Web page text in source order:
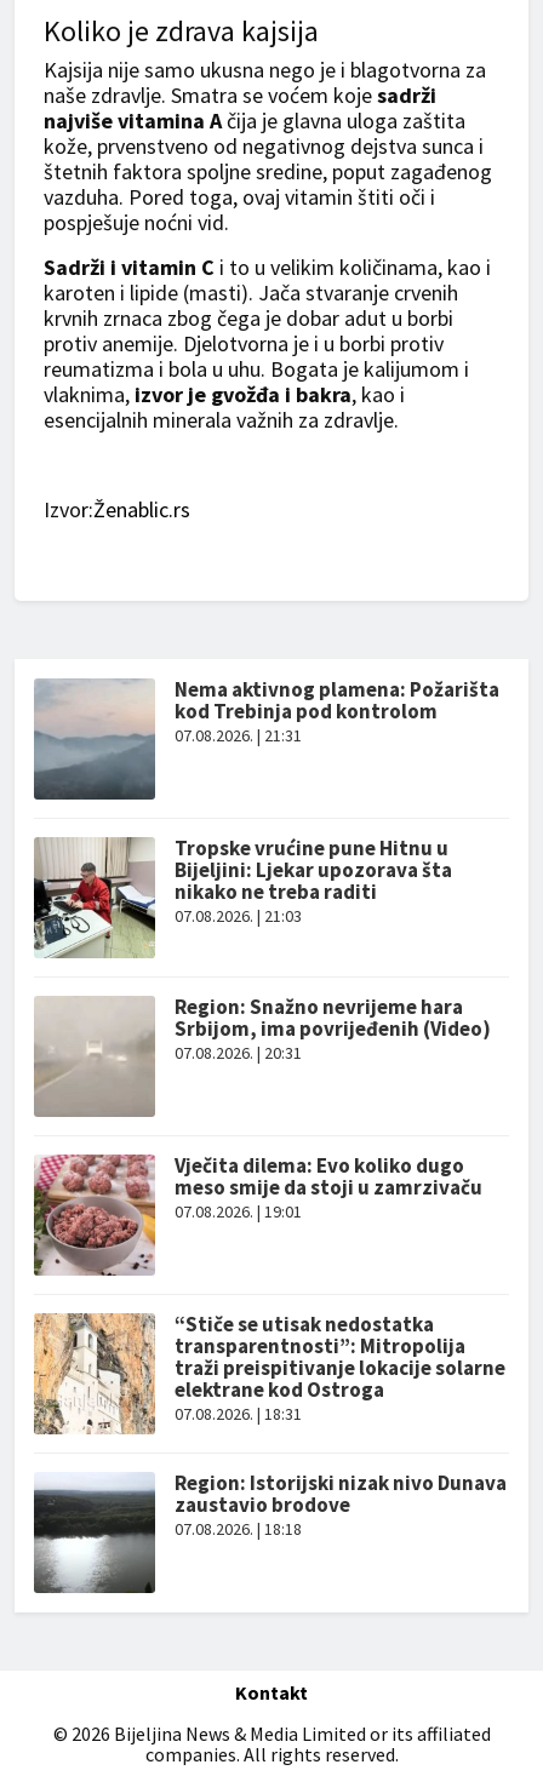
Koliko je zdrava kajsija
Kajsija nije samo ukusna nego je i blagotvorna za
naše zdravlje. Smatra se voćem kojesadrži
najviše vitamina Ačija je glavna uloga zaštita
kože, prvenstveno od negativnog dejstva sunca i
štetnih faktora spoljne sredine, poput zagađenog
vazduha. Pored toga, ovaj vitamin štiti oči i
pospješuje noćni vid.
Sadrži i vitamin C i to u velikim količinama, kao i
karoten i lipide (masti). Jača stvaranje crvenih
krvnih zrnaca zbog čega je dobar adut u borbi
protiv anemije. Djelotvorna je i u borbi protiv
reumatizma i bola u uhu. Bogata je kalijumom i
vlaknima, izvor je gvožđa i bakra, kao i
esencijalnih minerala važnih za zdravlje.
Izvor:Ženablic.rs
Nema aktivnog plamena: Požarišta
kod Trebinja pod kontrolom
07.08.2026. | 21:31
Tropske vrućine pune Hitnu u
Bijeljini: Ljekar upozorava šta
nikako ne treba raditi
07.08.2026. | 21:03
Region: Snažno nevrijeme hara
Srbijom, ima povrijeđenih (Video)
07.08.2026. | 20:31
Vječita dilema: Evo koliko dugo
meso smije da stoji u zamrzivaču
07.08.2026. | 19:01
“Stiče se utisak nedostatka
transparentnosti”: Mitropolija
traži preispitivanje lokacije solarne
elektrane kod Ostroga
07.08.2026. | 18:31
Region: Istorijski nizak nivo Dunava
zaustavio brodove
07.08.2026. | 18:18
Kontakt
© 2026 Bijeljina News & Media Limited or its affiliated
companies. All rights reserved.